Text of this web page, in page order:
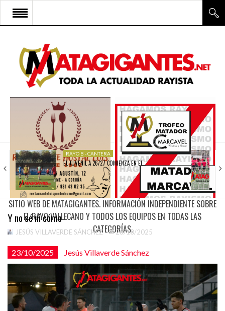
SITIO WEB DE MATAGIGANTES. INFORMACIÓN INDEPENDIENTE SOBRE
EL RAYO VALLECANO Y TODOS LOS EQUIPOS EN TODAS LAS
CATEGORÍAS.
INICIO
RAYO VALLECANO
CANTERA Y ESCUELA FRV
RAYO FÉMINAS
MULTIMEDIA
FIRMAS
CONTACTO
RAYO B - CANTERA
EL JUVENIL A 26/27 COMIENZA EN EL…
Y no sé ni cómo
JESÚS VILLAVERDE SÁNCHEZ 23/10/2025
23/10/2025 Jesús Villaverde Sánchez